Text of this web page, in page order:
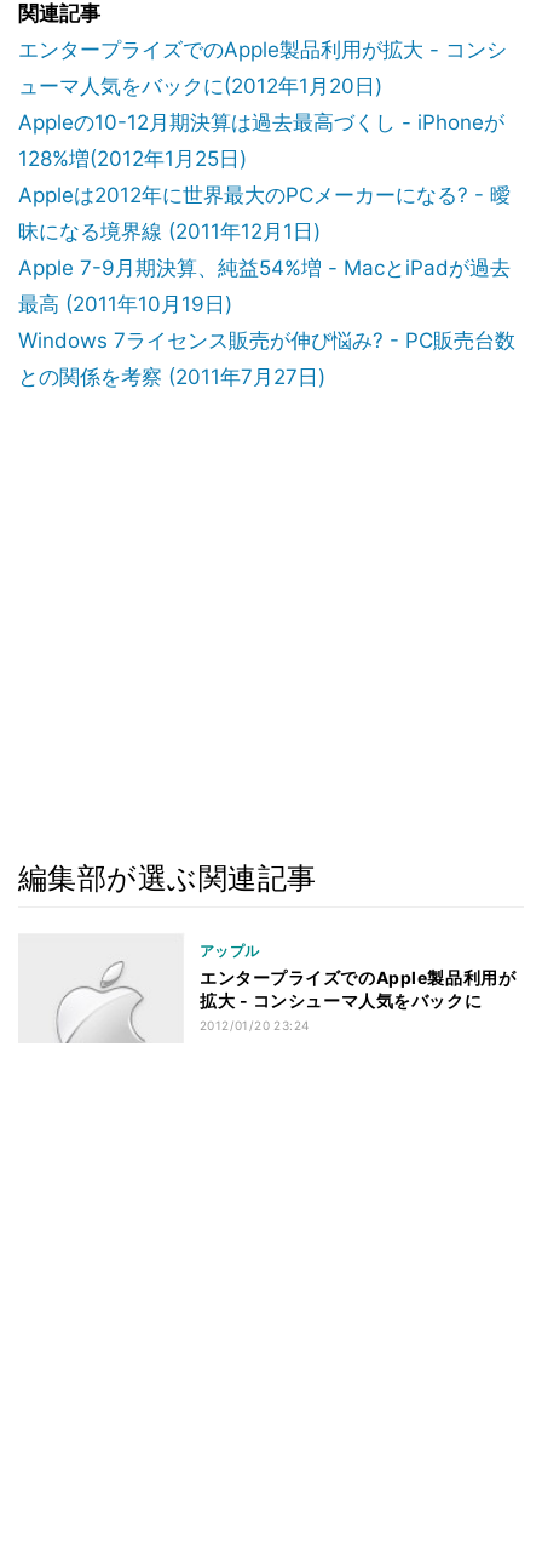
関連記事
エンタープライズでのApple製品利用が拡大 - コンシ
ューマ人気をバックに(2012年1月20日)
Appleの10-12月期決算は過去最高づくし - iPhoneが
128%増(2012年1月25日)
Appleは2012年に世界最大のPCメーカーになる? - 曖
昧になる境界線 (2011年12月1日)
Apple 7-9月期決算、純益54%増 - MacとiPadが過去
最高 (2011年10月19日)
Windows 7ライセンス販売が伸び悩み? - PC販売台数
との関係を考察 (2011年7月27日)
編集部が選ぶ関連記事
アップル
エンタープライズでのApple製品利用が
拡大 - コンシューマ人気をバックに
2012/01/20 23:24